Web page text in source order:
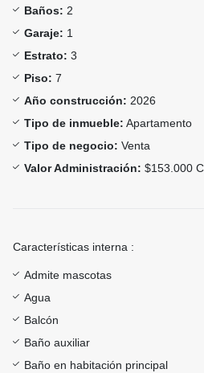
Baños: 2
Garaje: 1
Estrato: 3
Piso: 7
Año construcción: 2026
Tipo de inmueble: Apartamento
Tipo de negocio: Venta
Valor Administración: $153.000
Características interna :
Admite mascotas
Agua
Balcón
Baño auxiliar
Baño en habitación principal